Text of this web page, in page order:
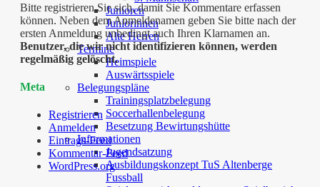
Junioren
Juniorinnen
Alte Herren
Termine
Heimspiele
Auswärtsspiele
Belegungspläne
Trainingsplatzbelegung
Soccerhallenbelegung
Besetzung Bewirtungshütte
Informationen
Jugendsatzung
Ausbildungskonzept TuS Altenberge
Fussball
Bitte registrieren Sie sich, damit Sie Kommentare erfassen
können. Neben dem Anmeldenamen geben Sie bitte nach der
ersten Anmeldung unbedingt auch Ihren Klarnamen an.
Benutzer, die wir nicht identifizieren können, werden
regelmäßig gelöscht.
Meta
Registrieren
Anmelden
Eintrags-Feed
Kommentar-Feed
WordPress.org